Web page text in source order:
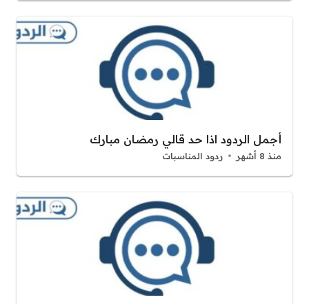
أجمل الردود اذا حد قالي رمضان مبارك
منذ 8 أشهر ردود المناسبات